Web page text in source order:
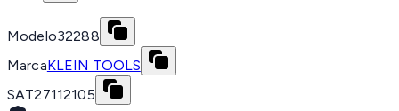
Modelo32288
MarcaKLEIN TOOLS
SAT27112105